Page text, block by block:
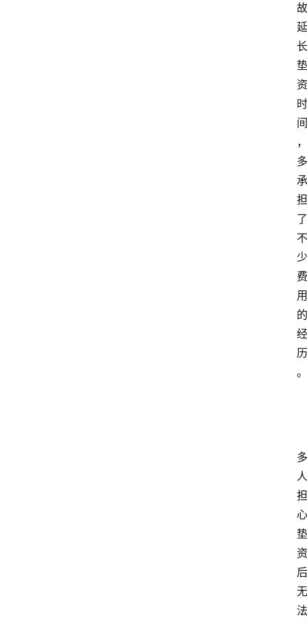
故
延
长
垫
资
时
间
，
多
承
担
了
不
少
费
用
的
经
历
。
多
人
担
心
垫
资
后
无
法